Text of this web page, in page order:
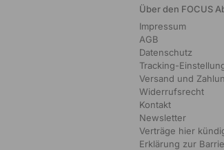
Über den FOCUS
Impressum
AGB
Datenschutz
Tracking-
Versand und
Widerrufsrecht
Kontakt
Newsletter
Verträge hier
Erklärung zur